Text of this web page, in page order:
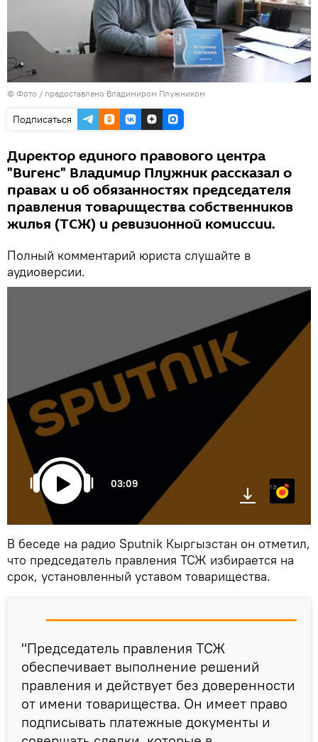
© Фото / предоставлено Владимиром Плужником
Подписаться
Директор единого правового центра
"Вигенс" Владимир Плужник рассказал о
правах и об обязанностях председателя
правления товарищества собственников
жилья (ТСЖ) и ревизионной комиссии.
Полный комментарий юриста слушайте в
аудиоверсии.
03:09 Яндекс.Музыка
В беседе на радио Sputnik Кыргызстан он отметил,
что председатель правления ТСЖ избирается на
срок, установленный уставом товарищества.
"Председатель правления ТСЖ
обеспечивает выполнение решений
правления и действует без доверенности
от имени товарищества. Он имеет право
подписывать платежные документы и